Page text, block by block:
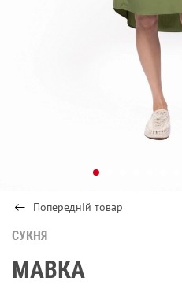
Попередній товар
СУКНЯ
МАВКА